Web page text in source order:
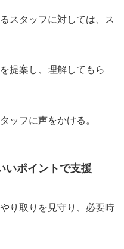
スタッフに対しては、ス
提案し、理解してもら
ッフに声をかける。
いポイントで支援
り取りを見守り、必要時